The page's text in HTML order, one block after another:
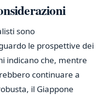
sono
le prospettive dei
indicano che, mentre
continuare a
il Giappone